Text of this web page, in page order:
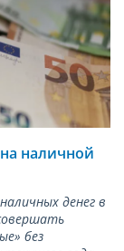
наличной
денег в
без